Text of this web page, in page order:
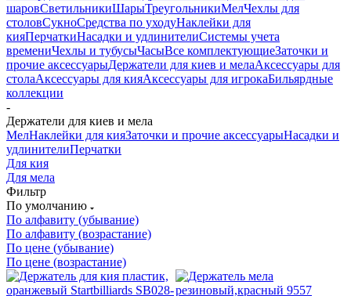
шаровСветильникиШарыТреугольникиМелЧехлы для
столовСукноСредства по уходуНаклейки для
кияПерчаткиНасадки и удлинителиСистемы учета
времениЧехлы и тубусыЧасыВсе комплектующиеЗаточки и
прочие аксессуарыДержатели для киев и мелаАксессуары для
столаАксессуары для кияАксессуары для игрокаБильярдные
коллекции
-
Держатели для киев и мела
МелНаклейки для кияЗаточки и прочие аксессуарыНасадки и
удлинителиПерчатки
Для кия
Для мела
Фильтр
По умолчанию
По алфавиту (убывание)
По алфавиту (возрастание)
По цене (убывание)
По цене (возрастание)